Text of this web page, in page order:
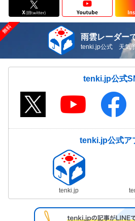
雨雲レーダー
tenki.jp公式 天気
tenki.jp公式
tenki.jp公式ア
tenki.jp